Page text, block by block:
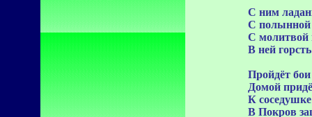
С ним
С полынной
С молитвой
В ней
Пройдёт
Домой
К
В Покров